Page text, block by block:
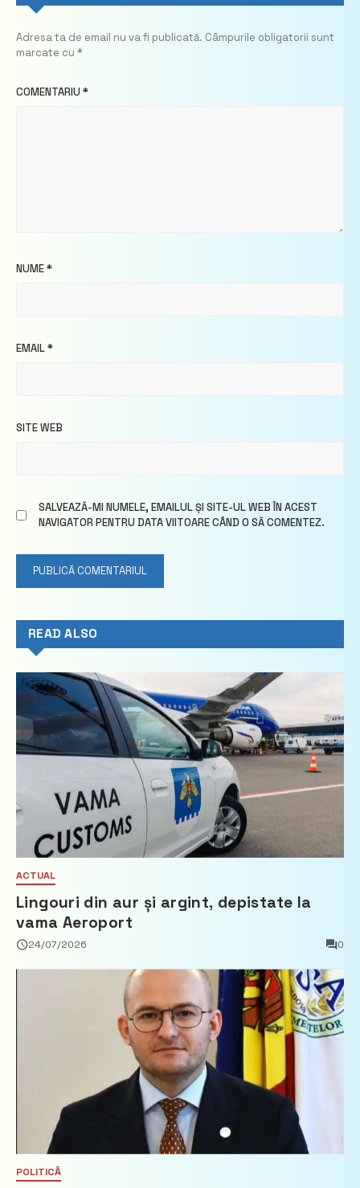
Adresa ta de email nu va fi publicată. Câmpurile obligatorii sunt
marcate cu *
COMENTARIU *
NUME*
EMAIL*
SITE WEB
SALVEAZĂ-MI NUMELE, EMAILUL ȘI SITE-UL WEB ÎN ACEST
NAVIGATOR PENTRU DATA VIITOARE CÂND O SĂ COMENTEZ.
READ ALSO
ACTUAL
Lingouri din aur și argint, depistate la
vama Aeroport
24/07/2026 0
POLITICĂ